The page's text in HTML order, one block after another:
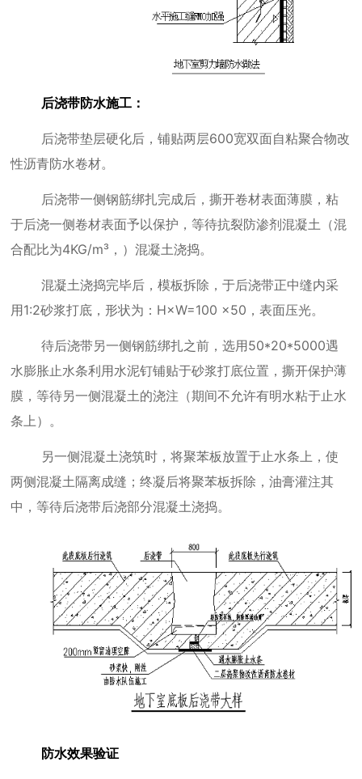
后浇带防水施工：
后浇带垫层硬化后，铺贴两层600宽双面自粘聚合物改
性沥青防水卷材。
后浇带一侧钢筋绑扎完成后，撕开卷材表面薄膜，粘
于后浇一侧卷材表面予以保护，等待抗裂防渗剂混凝土（混
合配比为4KG/m³，）混凝土浇捣。
混凝土浇捣完毕后，模板拆除，于后浇带正中缝内采
用1:2砂浆打底，形状为： H×W=100 ×50 ，表面压光。
待后浇带另一侧钢筋绑扎之前，选用50*20*5000遇
水膨胀止水条利用水泥钉铺贴于砂浆打底位置，撕开保护薄
膜，等待另一侧混凝土的浇注（期间不允许有明水粘于止水
条上）。
另一侧混凝土浇筑时，将聚苯板放置于止水条上，使
两侧混凝土隔离成缝；终凝后将聚苯板拆除，油膏灌注其
中，等待后浇带后浇部分混凝土浇捣。
防水效果验证